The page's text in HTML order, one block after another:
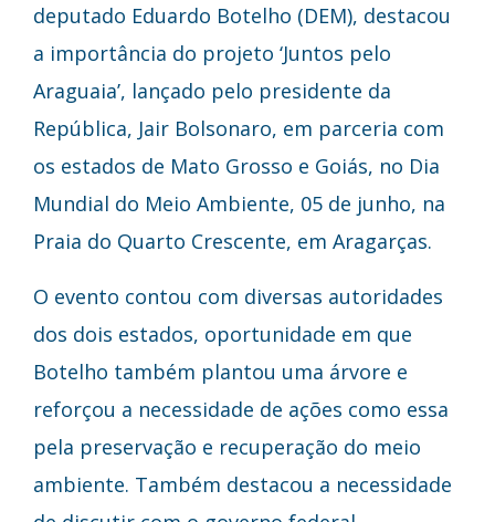
deputado Eduardo Botelho (DEM), destacou
a importância do projeto ‘Juntos pelo
Araguaia’, lançado pelo presidente da
República, Jair Bolsonaro, em parceria com
os estados de Mato Grosso e Goiás, no Dia
Mundial do Meio Ambiente, 05 de junho, na
Praia do Quarto Crescente, em Aragarças.
O evento contou com diversas autoridades
dos dois estados, oportunidade em que
Botelho também plantou uma árvore e
reforçou a necessidade de ações como essa
pela preservação e recuperação do meio
ambiente. Também destacou a necessidade